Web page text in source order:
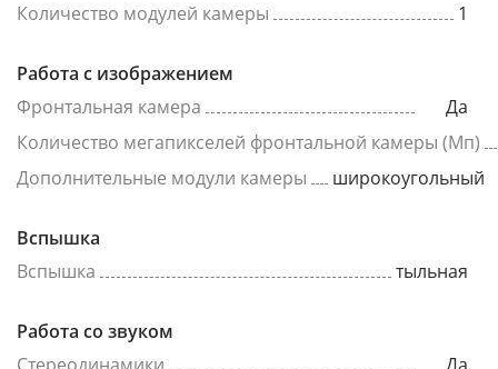
Количество модулей камеры
1
Работа с изображением
Фронтальная камера
Да
Количество мегапикселей фронтальной камеры (Мп)
Дополнительные модули камеры
широкоугольный
Вспышка
Вспышка
тыльная
Работа со звуком